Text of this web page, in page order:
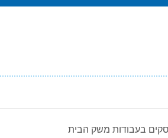
בעבודות משק הבית